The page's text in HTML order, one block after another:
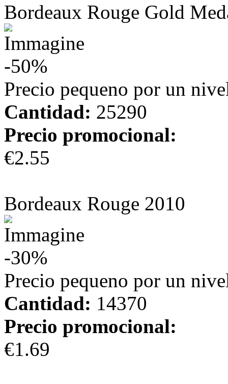
Bordeaux Rouge Gold
-50%
Precio pequeno por un
Cantidad: 25290
Precio promocional:
€2.55
Bordeaux Rouge 2010
-30%
Precio pequeno por un
Cantidad: 14370
Precio promocional:
€1.69